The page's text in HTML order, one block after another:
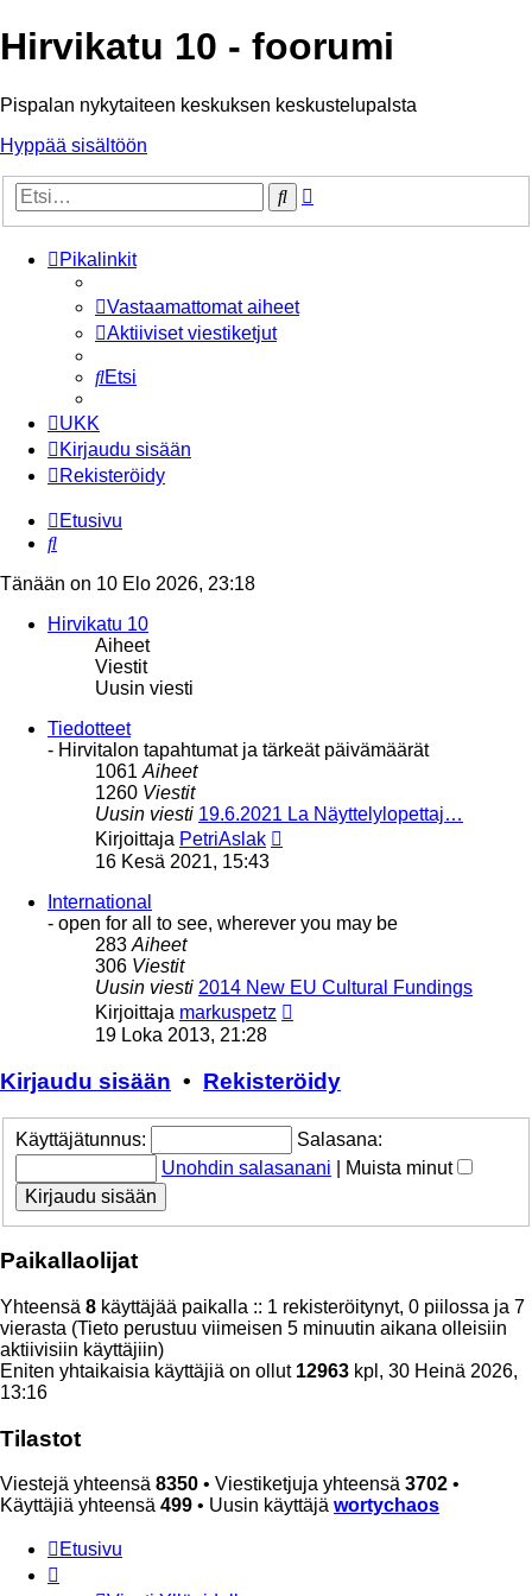
Hirvikatu 10 - foorumi
Pispalan nykytaiteen keskuksen keskustelupalsta
Hyppää sisältöön
Etsi
Pikalinkit
Vastaamattomat aiheet
Aktiiviset viestiketjut
Etsi
UKK
Kirjaudu sisään
Rekisteröidy
Etusivu
Etsi
Tänään on 10 Elo 2026, 23:18
Hirvikatu 10
Aiheet
Viestit
Uusin viesti
Tiedotteet
- Hirvitalon tapahtumat ja tärkeät päivämäärät
1061Aiheet
1260 Viestit
Uusin viesti 19.6.2021 La Näyttelylopettaj…
Kirjoittaja PetriAslak
16 Kesä 2021, 15:43
International
- open for all to see, wherever you may be
283Aiheet
306 Viestit
Uusin viesti 2014 New EU Cultural Fundings
Kirjoittaja markuspetz
19 Loka 2013, 21:28
Kirjaudu sisään • Rekisteröidy
Käyttäjätunnus:
Salasana:
Unohdin salasanani
Muista minut
Paikallaolijat
Yhteensä 8 käyttäjää paikalla :: 1 rekisteröitynyt, 0 piilossa ja 7
vierasta (Tieto perustuu viimeisen 5 minuutin aikana olleisiin
aktiivisiin käyttäjiin)
Eniten yhtaikaisia käyttäjiä on ollut 12963 kpl, 30 Heinä 2026,
13:16
Tilastot
Viestejä yhteensä 8350 • Viestiketjuja yhteensä 3702 •
Käyttäjiä yhteensä 499 • Uusin käyttäjä wortychaos
Etusivu